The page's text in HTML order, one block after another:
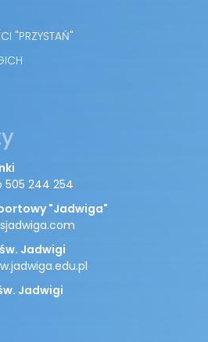
"PRZYSTAŃ"
505 244 254
"Jadwiga"
Jadwigi
Jadwigi